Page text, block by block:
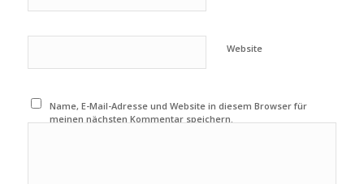
Website
Name, E-Mail-Adresse und Website in diesem Browser für
meinen nächsten Kommentar speichern.